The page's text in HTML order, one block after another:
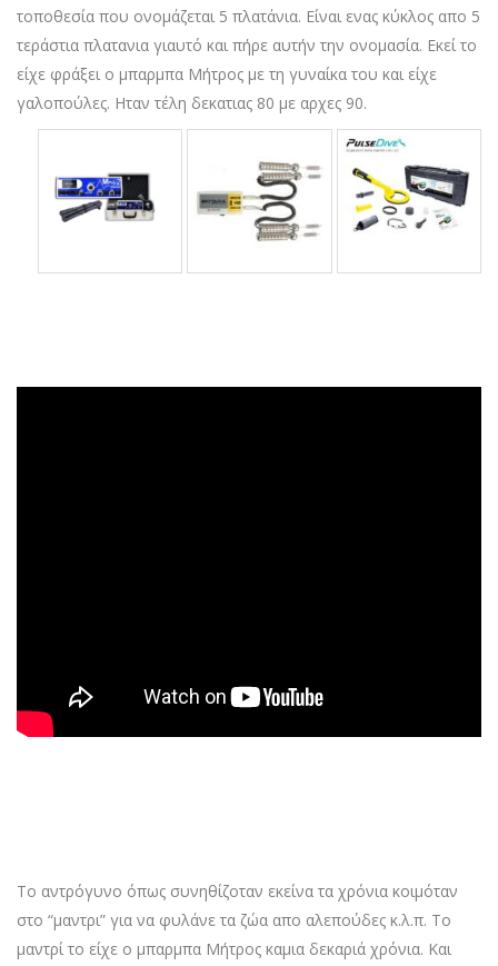
τοποθεσία που ονομάζεται 5 πλατάνια. Είναι ενας κύκλος απο 5
τεράστια πλατανια γιαυτό και πήρε αυτήν την ονομασία. Εκεί το
είχε φράξει ο μπαρμπα Μήτρος με τη γυναίκα του και είχε
γαλοπούλες. Ηταν τέλη δεκατιας 80 με αρχες 90.
Το αντρόγυνο όπως συνηθίζοταν εκείνα τα χρόνια κοιμόταν
στο “μαντρι” για να φυλάνε τα ζώα απο αλεπούδες κ.λ.π. Το
μαντρί το είχε ο μπαρμπα Μήτρος καμια δεκαριά χρόνια. Και